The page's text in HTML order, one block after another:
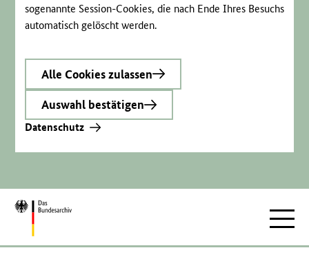
sogenannte Session-Cookies, die nach Ende Ihres Besuchs
automatisch gelöscht werden.
Alle Cookies zulassen
Auswahl bestätigen
Datenschutz
Zur